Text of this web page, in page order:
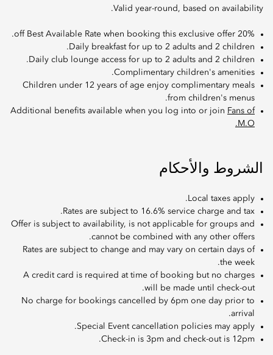
Valid year-round, based on availability.
20% off Best Available Rate when booking this exclusive offer.
Daily breakfast for up to 2 adults and 2 children.
Daily club lounge access for up to 2 adults and 2 children.
Complimentary children's amenities.
Children under 12 years of age enjoy complimentary meals
from children's menus.
Additional benefits available when you log into or join Fans of
M.O.
الشروط والأحكام
Local taxes apply.
Rates are subject to 16.6% service charge and tax.
Offer is subject to availability, is not applicable for groups and
cannot be combined with any other offers.
Rates are subject to change and may vary on certain days of
the week.
A credit card is required at time of booking but no charges
will be made until check-out.
No charge for bookings cancelled by 6pm one day prior to
arrival.
Special Event cancellation policies may apply.
Check-in is 3pm and check-out is 12pm.